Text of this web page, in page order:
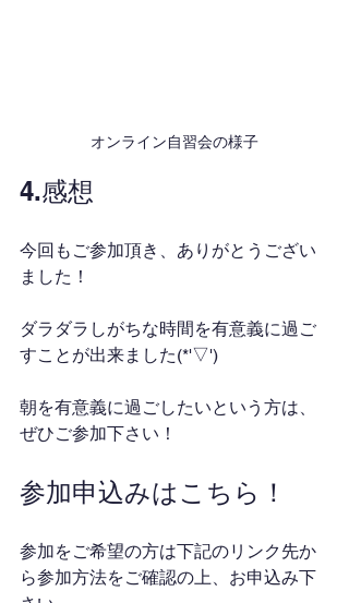
オンライン自習会の様子
4.感想
今回もご参加頂き、ありがとうござい
ました！
ダラダラしがちな時間を有意義に過ご
すことが出来ました(*'▽')
朝を有意義に過ごしたいという方は、
ぜひご参加下さい！
参加申込みはこちら！
参加をご希望の方は下記のリンク先か
ら参加方法をご確認の上、お申込み下